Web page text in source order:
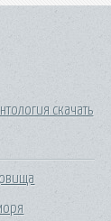
скачать